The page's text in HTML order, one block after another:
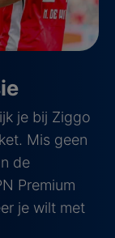
je bij Ziggo
Mis geen
de
Premium
je wilt met